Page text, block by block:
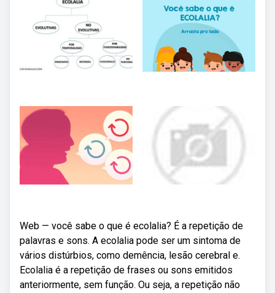
Web — você sabe o que é ecolalia? É a repetição de
palavras e sons. A ecolalia pode ser um sintoma de
vários distúrbios, como demência, lesão cerebral e.
Ecolalia é a repetição de frases ou sons emitidos
anteriormente, sem função. Ou seja, a repetição não